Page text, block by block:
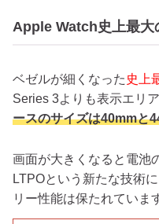
Apple Watch史上最大
ベゼルが細くなった 史上
Series 3よりも表示エリ
ースのサイズは40mmと
画面が大きくなると電池
LTPOという新たな技術
リー性能は保たれていま